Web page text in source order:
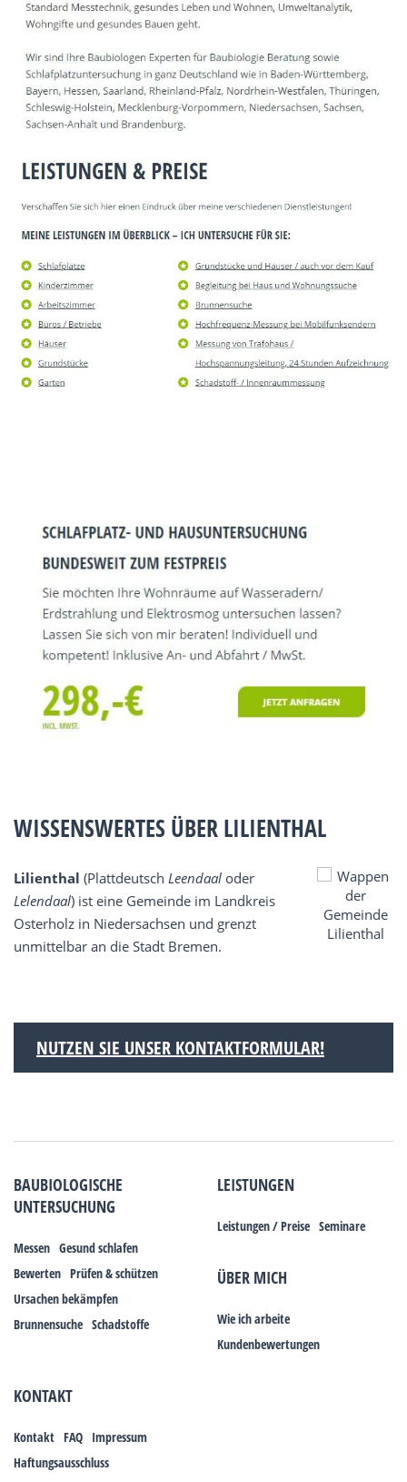
WISSENSWERTES ÜBER LILIENTHAL
Lilienthal (Plattdeutsch Leendaal oder
Lelendaal) ist eine Gemeinde im Landkreis
Osterholz in Niedersachsen und grenzt
unmittelbar an die Stadt Bremen.
NUTZEN SIE UNSER KONTAKTFORMULAR!
BAUBIOLOGISCHE
UNTERSUCHUNG
Messen Gesund schlafen
Bewerten Prüfen & schützen
Ursachen bekämpfen
Brunnensuche Schadstoffe
LEISTUNGEN
Leistungen / Preise Seminare
ÜBER MICH
Wie ich arbeite
Kundenbewertungen
KONTAKT
Kontakt FAQ Impressum
Haftungsausschluss